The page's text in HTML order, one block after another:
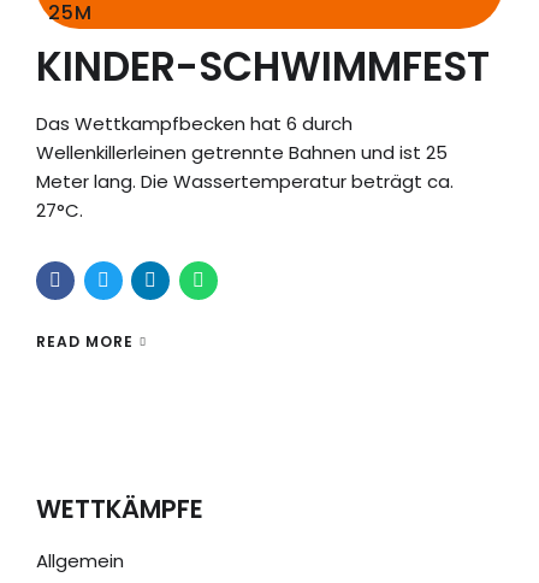
25M
KINDER-SCHWIMMFEST
Das Wettkampfbecken hat 6 durch
Wellenkillerleinen getrennte Bahnen und ist 25
Meter lang. Die Wassertemperatur beträgt ca.
27°C.
READ MORE
WETTKÄMPFE
Allgemein